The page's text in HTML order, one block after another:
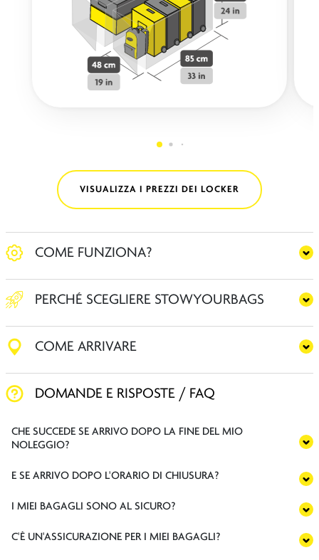
VISUALIZZA I PREZZI DEI LOCKER
COME FUNZIONA?
PERCHÉ SCEGLIERE STOWYOURBAGS
COME ARRIVARE
DOMANDE E RISPOSTE / FAQ
CHE SUCCEDE SE ARRIVO DOPO LA FINE DEL MIO
NOLEGGIO?
E SE ARRIVO DOPO L'ORARIO DI CHIUSURA?
I MIEI BAGAGLI SONO AL SICURO?
C'È UN'ASSICURAZIONE PER I MIEI BAGAGLI?